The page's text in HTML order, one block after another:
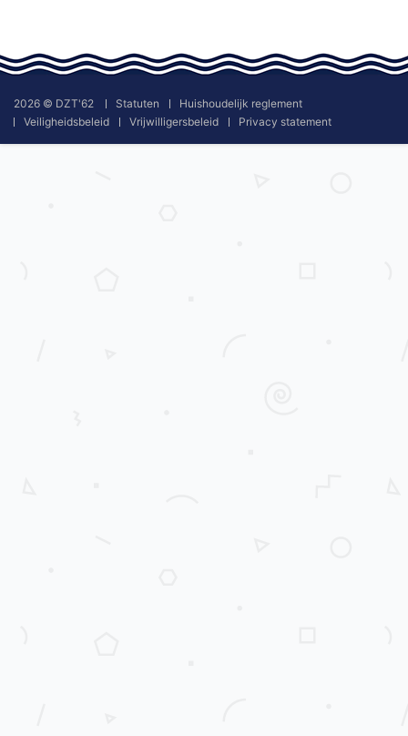
2026 © DZT'62 Statuten
Huishoudelijk reglement
Veiligheidsbeleid
Vrijwilligersbeleid Privacy statement